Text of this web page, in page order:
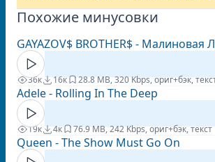
Похожие минусовки
GAYAZOV$ BROTHER$ - Малиновая
36к 16к 28.8 MB, 320 Kbps, ориг+бэк,
Adele - Rolling In The Deep
19к 4к 76.9 MB, 242 Kbps, ориг+бэк, текст
Queen - The Show Must Go On